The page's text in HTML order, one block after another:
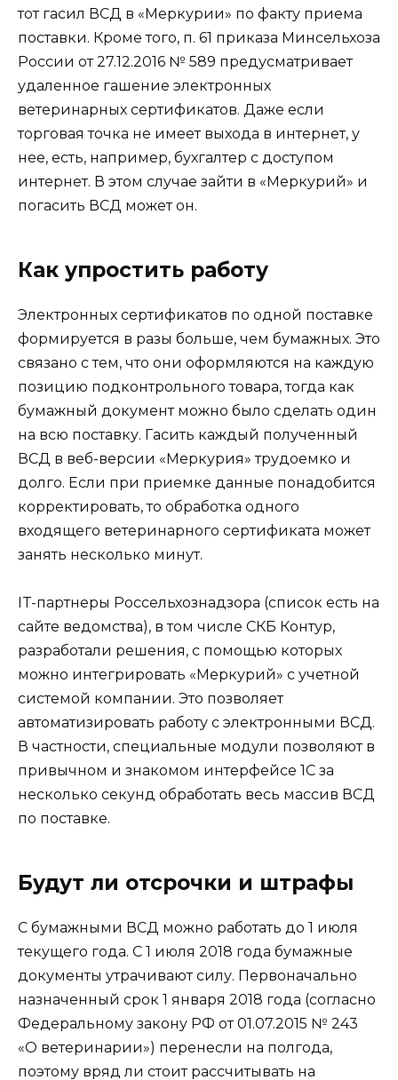
тот гасил ВСД в «Меркурии» по факту приема
поставки. Кроме того, п. 61 приказа Минсельхоза
России от 27.12.2016 № 589 предусматривает
удаленное гашение электронных
ветеринарных сертификатов. Даже если
торговая точка не имеет выхода в интернет, у
нее, есть, например, бухгалтер с доступом
интернет. В этом случае зайти в «Меркурий» и
погасить ВСД может он.
Как упростить работу
Электронных сертификатов по одной поставке
формируется в разы больше, чем бумажных. Это
связано с тем, что они оформляются на каждую
позицию подконтрольного товара, тогда как
бумажный документ можно было сделать один
на всю поставку. Гасить каждый полученный
ВСД в веб-версии «Меркурия» трудоемко и
долго. Если при приемке данные понадобится
корректировать, то обработка одного
входящего ветеринарного сертификата может
занять несколько минут.
IT-партнеры Россельхознадзора (список есть на
сайте ведомства), в том числе СКБ Контур,
разработали решения, с помощью которых
можно интегрировать «Меркурий» с учетной
системой компании. Это позволяет
автоматизировать работу с электронными ВСД.
В частности, специальные модули позволяют в
привычном и знакомом интерфейсе 1С за
несколько секунд обработать весь массив ВСД
по поставке.
Будут ли отсрочки и штрафы
С бумажными ВСД можно работать до 1 июля
текущего года. С 1 июля 2018 года бумажные
документы утрачивают силу. Первоначально
назначенный срок 1 января 2018 года (согласно
Федеральному закону РФ от 01.07.2015 № 243
«О ветеринарии») перенесли на полгода,
поэтому вряд ли стоит рассчитывать на